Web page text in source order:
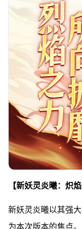
【新妖灵炎曦：炽
新妖灵炎曦以其强
为本次版本的焦点